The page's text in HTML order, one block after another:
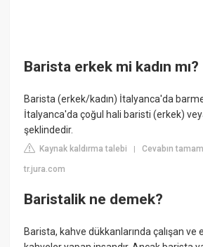
Barista erkek mi kadın mı?
Barista (erkek/kadın) İtalyanca'da
İtalyanca'da çoğul hali baristi (erkek)
şeklindedir.
Kaynak kaldırma talebi |Cevabın
tr.jura.com
Baristalik ne demek?
Barista, kahve dükkanlarında çalışan ve